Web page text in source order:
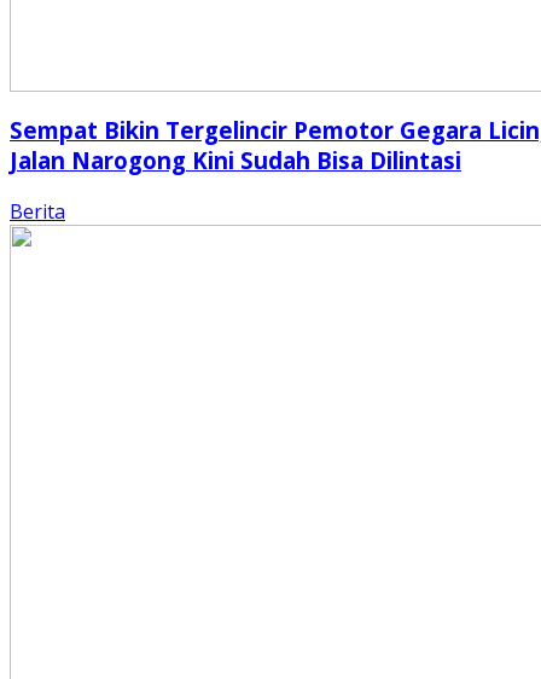
Sempat Bikin Tergelincir Pemotor Gegara
Jalan Narogong Kini Sudah Bisa Dilintasi
Berita